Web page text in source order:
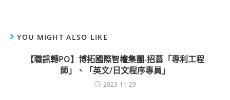
YOU MIGHT ALSO LIKE
【職訊轉PO】博拓國際智權集團-招募「專利工程
師」、「英文/日文程序專員」
2023-11-29